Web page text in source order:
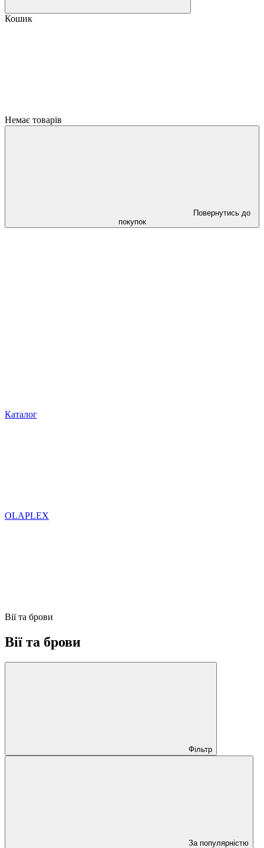
Кошик
Немає товарів
Повернутись до
покупок
Каталог
OLAPLEX
Вії та брови
Вії та брови
Фільтр
За популярністю